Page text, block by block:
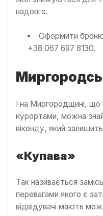
надовго.
Оформити
+38 067 697 8130.
І на Миргородщині, що
курортами, можна
вікенду, який
«Купава»
Так називається
перевагами якого є
відвідувачі мають